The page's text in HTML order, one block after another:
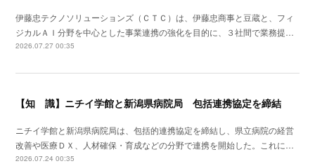
伊藤忠テクノソリューションズ（ＣＴＣ）は、伊藤忠商事と豆蔵と、フィ
ジカルＡＩ分野を中心とした事業連携の強化を目的に、３社間で業務提…
2026.07.27 00:35
【知 識】ニチイ学館と新潟県病院局 包括連携協定を締結
ニチイ学館と新潟県病院局は、包括的連携協定を締結し、県立病院の経営
改善や医療ＤＸ、人材確保・育成などの分野で連携を開始した。これに…
2026.07.24 00:35